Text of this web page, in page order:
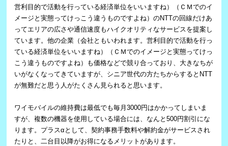
営利目的で活動を行っている経済単位をいいますね）（ＣＭでのイ
メージと実態ってけっこう違うものですよね）のNTTの回線だけあ
ってエリアの広さや通信速度もハイクオリティなサービスを提案し
ています。他の企業（会社ともいわれます。営利目的で活動を行っ
ている経済単位をいいますね）（ＣＭでのイメージと実態ってけっ
こう違うものですよね）も価格などで競り合っており、大きなちが
いがなくなってきていますが、シニア世代の方たちからするとNTT
が無難だと思う人がたくさん見られると思います。
ワイモバイルの維持費は最低でも毎月3000円はかかってしまいま
すが、複数の機器を使用している場合には、なんと500円割引にな
ります。プラスαとして、契約事務手数料や解約金がサービスされ
たりと、二台目以降がお得になるメリットがあります。